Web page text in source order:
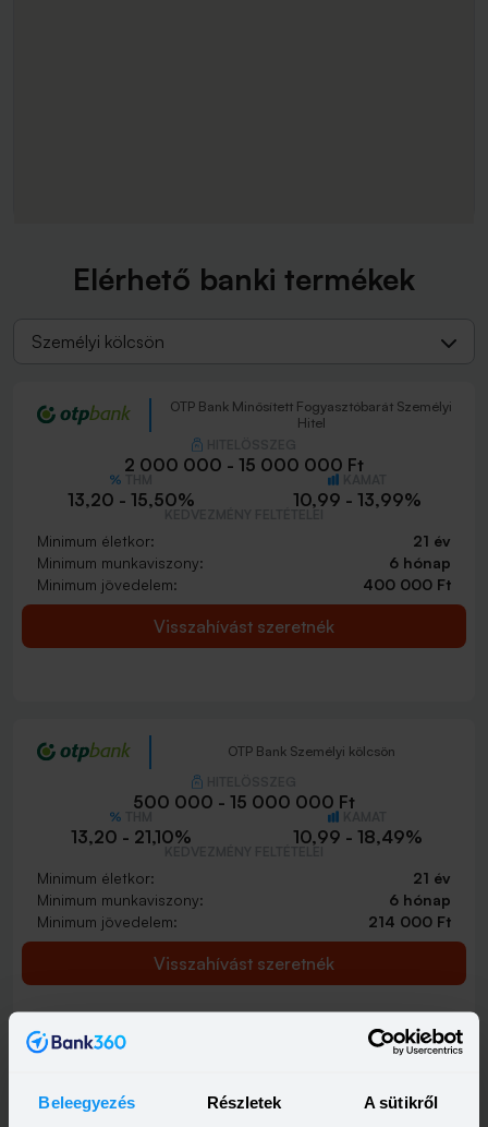
Beleegyezés Részletek A sütikről
Elérhető banki termékek
Személyi kölcsön
OTP Bank Minősített Fogyasztóbarát Személyi
Hitel
2 000 000 - 15 000 000 Ft
13,20 - 15,50% 10,99 - 13,99%
Minimum életkor:
21 év
Minimum munkaviszony:
6 hónap
Minimum jövedelem:
400 000 Ft
Visszahívást szeretnék
OTP Bank Személyi kölcsön
500 000 - 15 000 000 Ft
13,20 - 21,10% 10,99 - 18,49%
Minimum életkor:
21 év
Minimum munkaviszony:
6 hónap
Minimum jövedelem:
214 000 Ft
Visszahívást szeretnék